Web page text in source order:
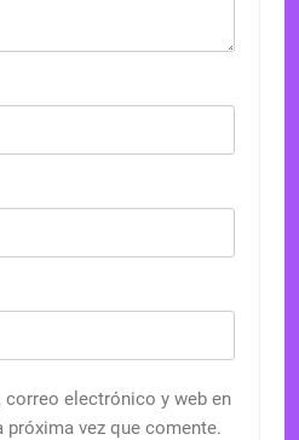
correo electrónico y web en
próxima vez que comente.